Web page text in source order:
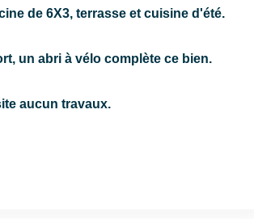
de 6X3, terrasse et cuisine d'été.
un abri à vélo complète ce bien.
aucun travaux.